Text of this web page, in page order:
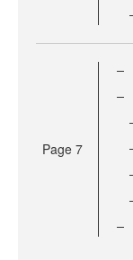
Page 7